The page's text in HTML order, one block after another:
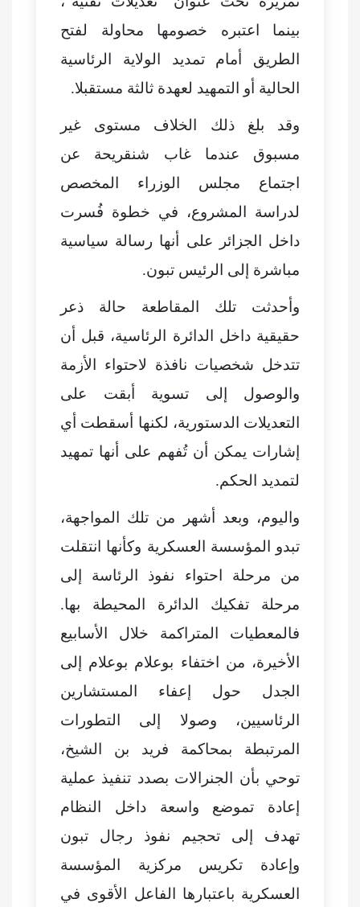
بينما اعتبره خصومها محاولة لفتح
الطريق أمام تمديد الولاية الرئاسية
الحالية أو التمهيد لعهدة ثالثة مستقبلا.
وقد بلغ ذلك الخلاف مستوى غير
مسبوق عندما غاب شنقريحة عن
اجتماع مجلس الوزراء المخصص
لدراسة المشروع، في خطوة فُسرت
داخل الجزائر على أنها رسالة سياسية
مباشرة إلى الرئيس تبون.
وأحدثت تلك المقاطعة حالة ذعر
حقيقية داخل الدائرة الرئاسية، قبل أن
تتدخل شخصيات نافذة لاحتواء الأزمة
والوصول إلى تسوية أبقت على
التعديلات الدستورية، لكنها أسقطت أي
إشارات يمكن أن تُفهم على أنها تمهيد
لتمديد الحكم.
واليوم، وبعد أشهر من تلك المواجهة،
تبدو المؤسسة العسكرية وكأنها انتقلت
من مرحلة احتواء نفوذ الرئاسة إلى
مرحلة تفكيك الدائرة المحيطة بها.
فالمعطيات المتراكمة خلال الأسابيع
الأخيرة، من اختفاء بوعلام بوعلام إلى
الجدل حول إعفاء المستشارين
الرئاسيين، وصولا إلى التطورات
المرتبطة بمحاكمة فريد بن الشيخ،
توحي بأن الجنرالات بصدد تنفيذ عملية
إعادة تموضع واسعة داخل النظام
تهدف إلى تحجيم نفوذ رجال تبون
وإعادة تكريس مركزية المؤسسة
العسكرية باعتبارها الفاعل الأقوى في